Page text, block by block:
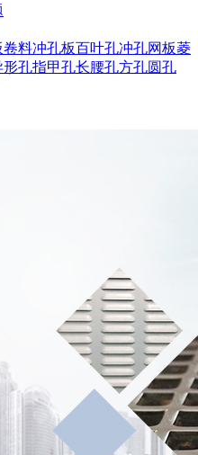
卷料冲孔板百叶孔冲孔网板菱
形孔指甲孔长腰孔方孔圆孔